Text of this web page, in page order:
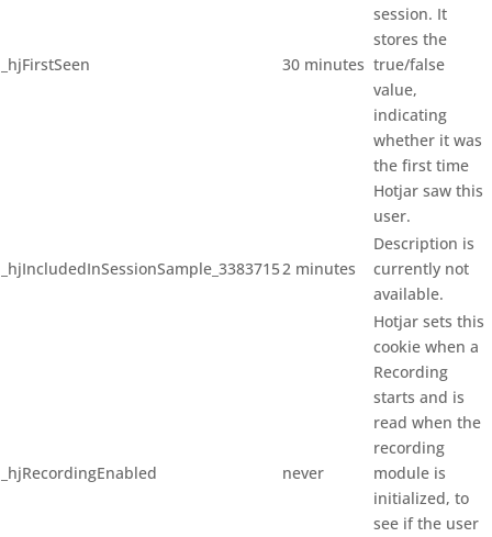
_hjFirstSeen 30 minutes
session. It
stores the
true/false
value,
indicating
whether it was
the first time
Hotjar saw this
user.
_hjIncludedInSessionSample_33837152 minutes
Description is
currently not
available.
_hjRecordingEnabled never
Hotjar sets this
cookie when a
Recording
starts and is
read when the
recording
module is
initialized, to
see if the user